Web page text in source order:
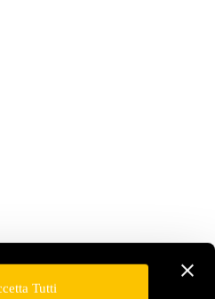
Tutti